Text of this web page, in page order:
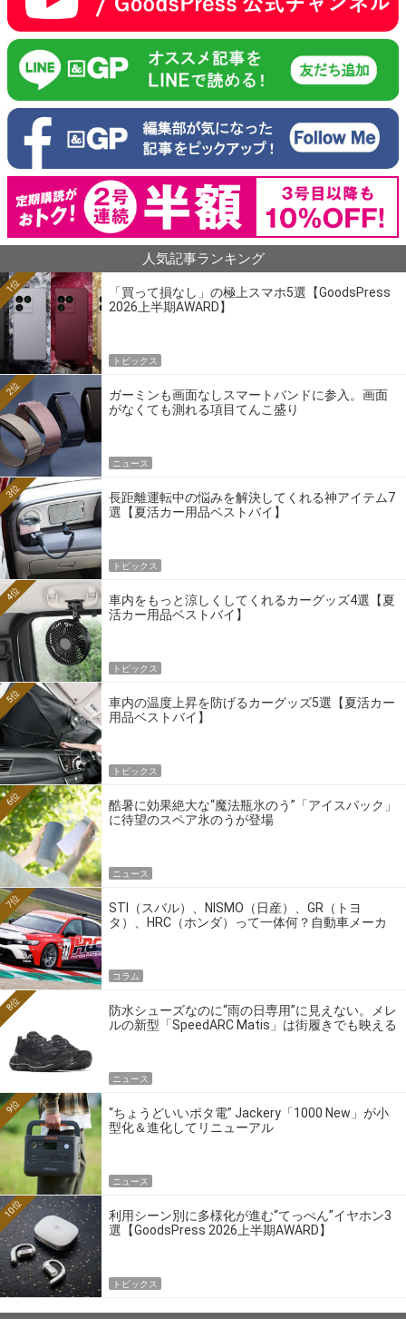
人気記事ランキング
「買って損なし」の極上スマホ5選【GoodsPress
2026上半期AWARD】
1位
トピックス
ガーミンも画面なしスマートバンドに参入。画面
がなくても測れる項目てんこ盛り
2位
ニュース
長距離運転中の悩みを解決してくれる神アイテム7
選【夏活カー用品ベストバイ】
3位
トピックス
車内をもっと涼しくしてくれるカーグッズ4選【夏
活カー用品ベストバイ】
4位
トピックス
車内の温度上昇を防げるカーグッズ5選【夏活カー
用品ベストバイ】
5位
トピックス
酷暑に効果絶大な“魔法瓶氷のう”「アイスパック」
に待望のスペア氷のうが登場
6位
ニュース
STI（スバル）、NISMO（日産）、GR（トヨ
タ）、HRC（ホンダ）って一体何？自動車メーカ
7位
コラム
防水シューズなのに“雨の日専用”に見えない。メレ
ルの新型「SpeedARC Matis」は街履きでも映える
8位
ニュース
“ちょうどいいポタ電” Jackery「1000 New」が小
型化＆進化してリニューアル
9位
ニュース
利用シーン別に多様化が進む“てっぺん”イヤホン3
選【GoodsPress 2026上半期AWARD】
10位
トピックス